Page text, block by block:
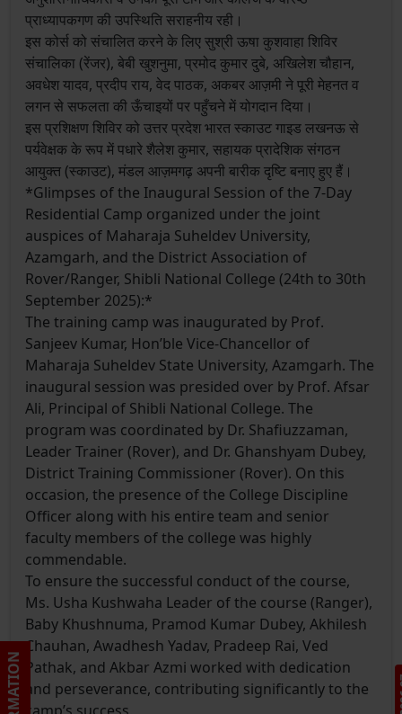
प्राध्यापकगण की उपस्थिति सराहनीय रही।
इस कोर्स को संचालित करने के लिए सुश्री ऊषा कुशवाहा शिविर
संचालिका (रेंजर), बेबी खुशनुमा, प्रमोद कुमार दुबे, अखिलेश चौहान,
अवधेश यादव, प्रदीप राय, वेद पाठक, अकबर आज़मी ने पूरी मेहनत व
लगन से सफलता की ऊँचाइयों पर पहुँचने में योगदान दिया।
इस प्रशिक्षण शिविर को उत्तर प्रदेश भारत स्काउट गाइड लखनऊ से
पर्यवेक्षक के रूप में पधारे शैलेश कुमार, सहायक प्रादेशिक संगठन
आयुक्त (स्काउट), मंडल आज़मगढ़ अपनी बारीक दृष्टि बनाए हुए हैं।
*Glimpses of the Inaugural Session of the 7-Day
Residential Camp organized under the joint
auspices of Maharaja Suheldev University,
Azamgarh, and the District Association of
Rover/Ranger, Shibli National College (24th to 30th
September 2025):*
The training camp was inaugurated by Prof.
Sanjeev Kumar, Hon’ble Vice-Chancellor of
Maharaja Suheldev State University, Azamgarh. The
inaugural session was presided over by Prof. Afsar
Ali, Principal of Shibli National College. The
program was coordinated by Dr. Shafiuzzaman,
Leader Trainer (Rover), and Dr. Ghanshyam Dubey,
District Training Commissioner (Rover). On this
occasion, the presence of the College Discipline
Officer along with his entire team and senior
faculty members of the college was highly
commendable.
To ensure the successful conduct of the course,
Ms. Usha Kushwaha Leader of the course (Ranger),
Baby Khushnuma, Pramod Kumar Dubey, Akhilesh
Chauhan, Awadhesh Yadav, Pradeep Rai, Ved
Pathak, and Akbar Azmi worked with dedication
and perseverance, contributing significantly to the